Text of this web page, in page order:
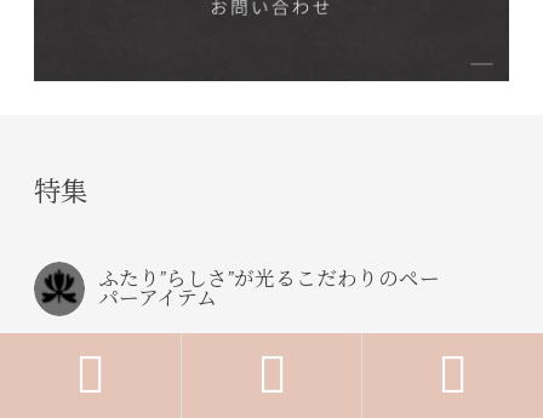
特集
ふたり”らしさ”が光るこだわりのペー
パーアイテム
  